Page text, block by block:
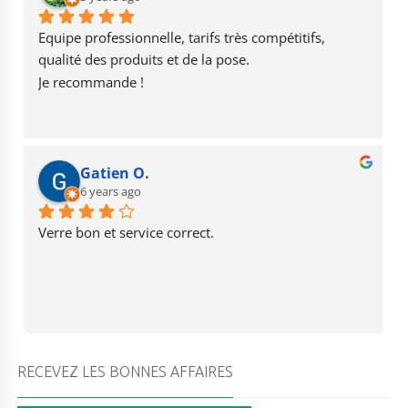
o
k
m e
Equipe professionnelle, tarifs très compétitifs,
qualité des produits et de la pose.
Je recommande !
Gatien O.
6 years ago
Verre bon et service correct.
RECEVEZ LES BONNES AFFAIRES